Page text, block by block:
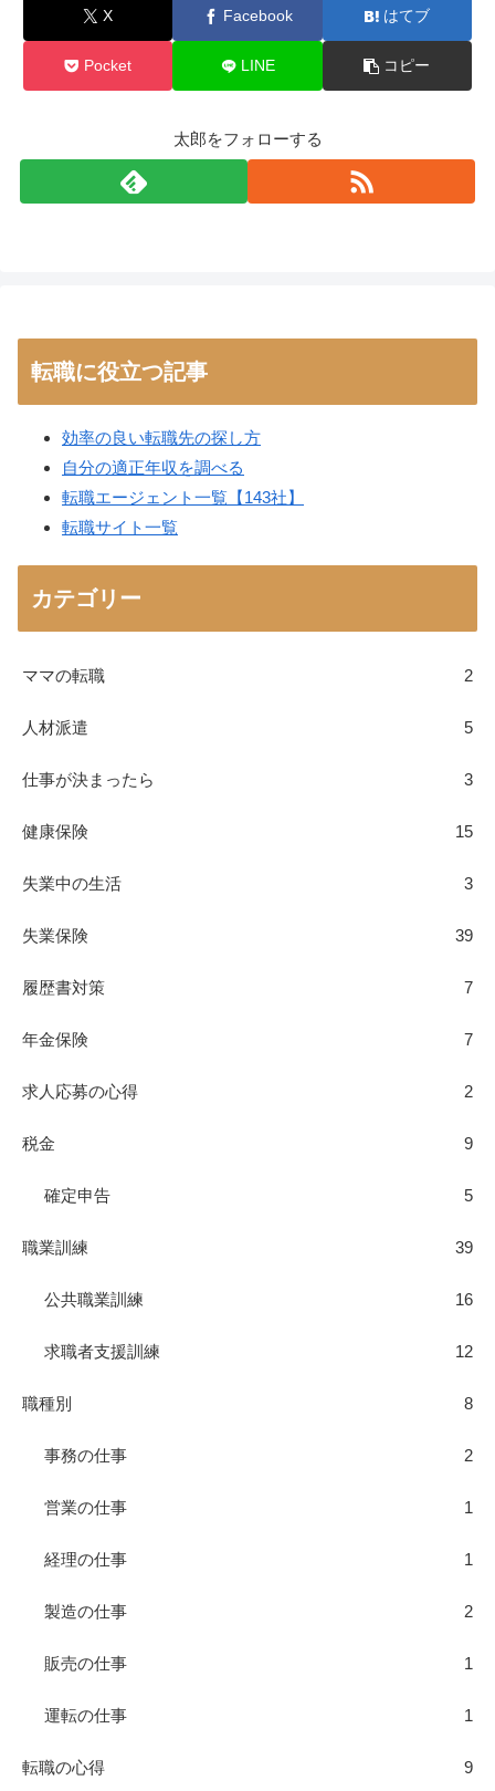
X Facebook はてブ
Pocket LINE コピー
太郎をフォローする
転職に役立つ記事
効率の良い転職先の探し方
自分の適正年収を調べる
転職エージェント一覧【143社】
転職サイト一覧
カテゴリー
ママの転職 2
人材派遣 5
仕事が決まったら 3
健康保険 15
失業中の生活 3
失業保険 39
履歴書対策 7
年金保険 7
求人応募の心得 2
税金 9
確定申告 5
職業訓練 39
公共職業訓練 16
求職者支援訓練 12
職種別 8
事務の仕事 2
営業の仕事 1
経理の仕事 1
製造の仕事 2
販売の仕事 1
運転の仕事 1
転職の心得 9